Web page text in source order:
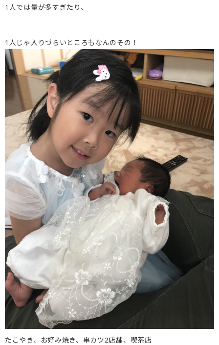
1人では量が多すぎたり、
1人じゃ入りづらいところもなんのその！
たこやき、お好み焼き、串カツ2店舗、喫茶店